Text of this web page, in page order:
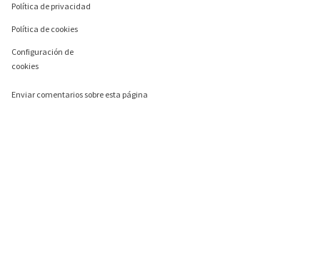
Política de privacidad
Política de cookies
Configuración de
cookies
Enviar comentarios sobre esta página